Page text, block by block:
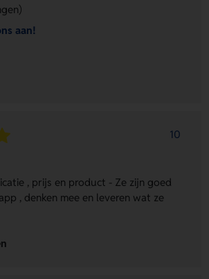
aan!
10
, prijs en product - Ze zijn goed
, denken mee en leveren wat ze